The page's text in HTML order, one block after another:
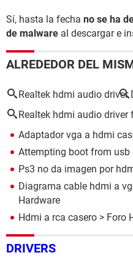
Sí, hasta la fecha no se ha
de malware al descargar e
ALREDEDOR DEL
Realtek hdmi audio driver
Realtek hdmi audio driver
Adaptador vga a hdmi
Attempting boot from usb
Ps3 no da imagen por
Diagrama cable hdmi a
Hardware
Hdmi a rca casero > Foro
DRIVERS